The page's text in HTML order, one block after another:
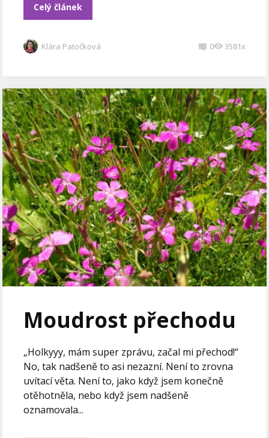
Celý článek
Klára Patočková 0 3581x
Moudrost přechodu
„Holkyyy, mám super zprávu, začal mi přechod!“
No, tak nadšeně to asi nezazní. Není to zrovna
uvítací věta. Není to, jako když jsem konečně
otěhotněla, nebo když jsem nadšeně
oznamovala...